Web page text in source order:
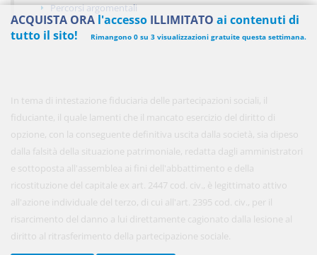
Percorsi argomentali
In tema di intestazione fiduciaria delle partecipazioni sociali, il
fiduciante, il quale lamenti che il mancato esercizio del diritto di
opzione, con la conseguente definitiva uscita dalla società, sia dipeso
dalla falsità della situazione patrimoniale, redatta dagli amministratori
e sottoposta all'assemblea ai fini dell'abbattimento e della
ricostituzione del capitale ex art. 2447 cod. civ., è legittimato attivo
all'azione individuale del terzo, di cui all'art. 2395 cod. civ., per il
risarcimento del danno a lui direttamente cagionato dalla lesione al
diritto al ritrasferimento della partecipazione sociale.
ACQUISTA ORA l'accesso ILLIMITATO ai contenuti di
tutto il sito!
Rimangono 0 su 3 visualizzazioni gratuite questa settimana.
450,00 € ANNUALI
anziché 570.00€
Acquista ora
Acquista ora